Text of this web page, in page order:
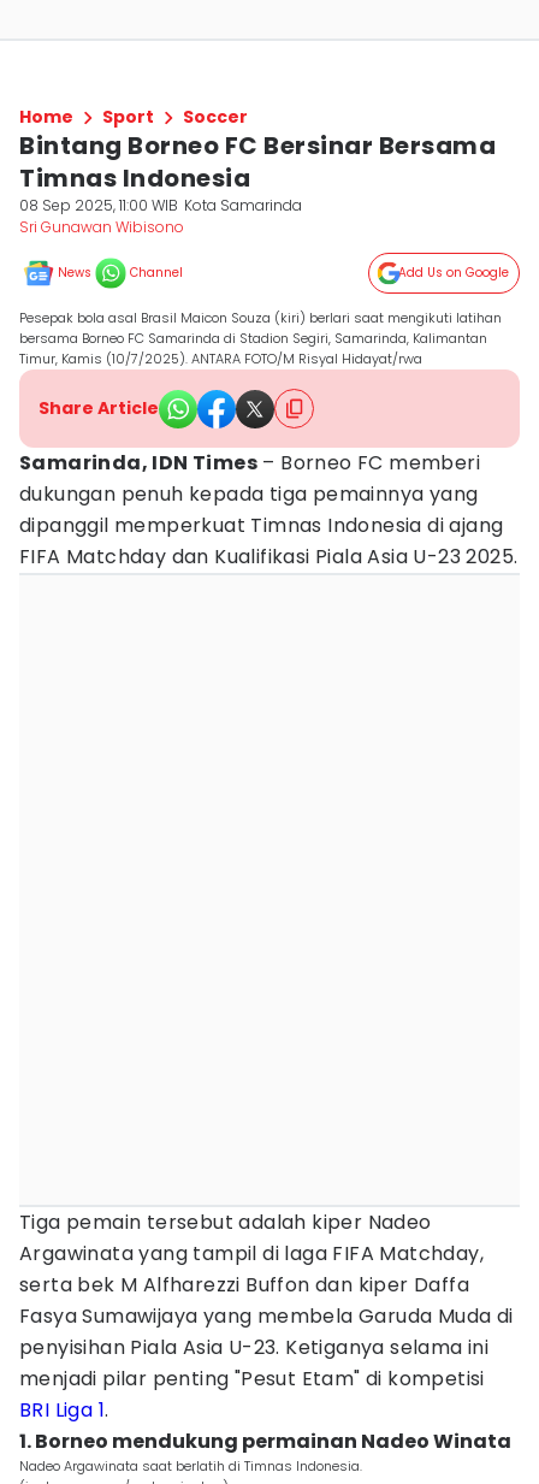
Home Sport Soccer
Bintang Borneo FC Bersinar Bersama
Timnas Indonesia
08 Sep 2025, 11:00 WIB Kota Samarinda
Sri Gunawan Wibisono
News Channel Add Us on Google
Pesepak bola asal Brasil Maicon Souza (kiri) berlari saat mengikuti latihan
bersama Borneo FC Samarinda di Stadion Segiri, Samarinda, Kalimantan
Timur, Kamis (10/7/2025). ANTARA FOTO/M Risyal Hidayat/rwa
Share Article
Samarinda, IDN Times – Borneo FC memberi
dukungan penuh kepada tiga pemainnya yang
dipanggil memperkuat Timnas Indonesia di ajang
FIFA Matchday dan Kualifikasi Piala Asia U-23 2025.
Tiga pemain tersebut adalah kiper Nadeo
Argawinata yang tampil di laga FIFA Matchday,
serta bek M Alfharezzi Buffon dan kiper Daffa
Fasya Sumawijaya yang membela Garuda Muda di
penyisihan Piala Asia U-23. Ketiganya selama ini
menjadi pilar penting "Pesut Etam" di kompetisi
BRI Liga 1.
1. Borneo mendukung permainan Nadeo Winata
Nadeo Argawinata saat berlatih di Timnas Indonesia.